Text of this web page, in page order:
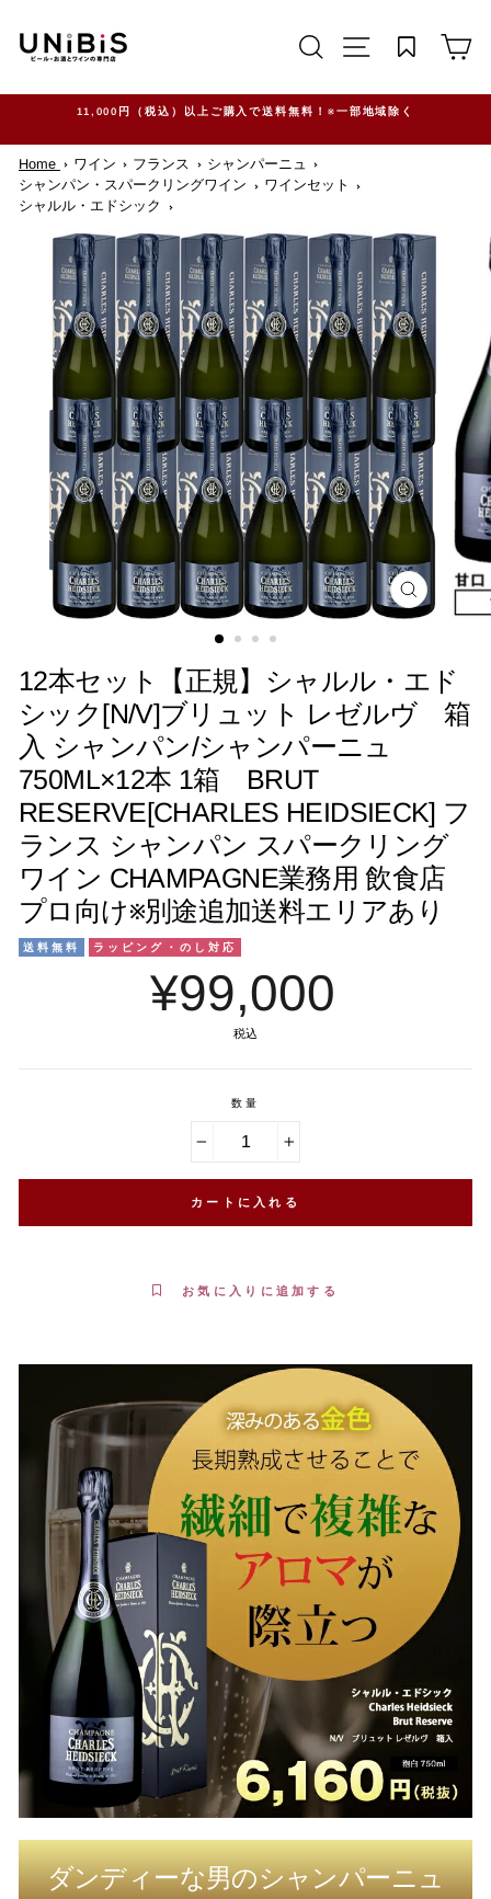
に
ッ
サイトを検索する
TRANSLATION
11,000円（税込）以上ご購入で送料無料！※一部地域除く
Home ワイン フランス
シャンパーニュ
シャンパン・スパークリングワイン
ワインセット
シャルル・エドシック
閉
じ
12本セット【正規】シャルル・エド
シック[N/V]ブリュット レゼルヴ 箱
入 シャンパン/シャンパーニュ
750ML×12本 1箱 BRUT
RESERVE[CHARLES HEIDSIECK] フ
ランス シャンパン スパークリング
ワイン CHAMPAGNE業務用 飲食店
プロ向け※別途追加送料エリアあり
送料無料 ラッピング・のし対応
¥99,000
税込
数量
カートに入れる
お気に入りに追加する
ダンディーな男のシャンパーニュ